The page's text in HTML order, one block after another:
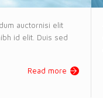
auctornisi elit
id elit. Duis sed
Read more